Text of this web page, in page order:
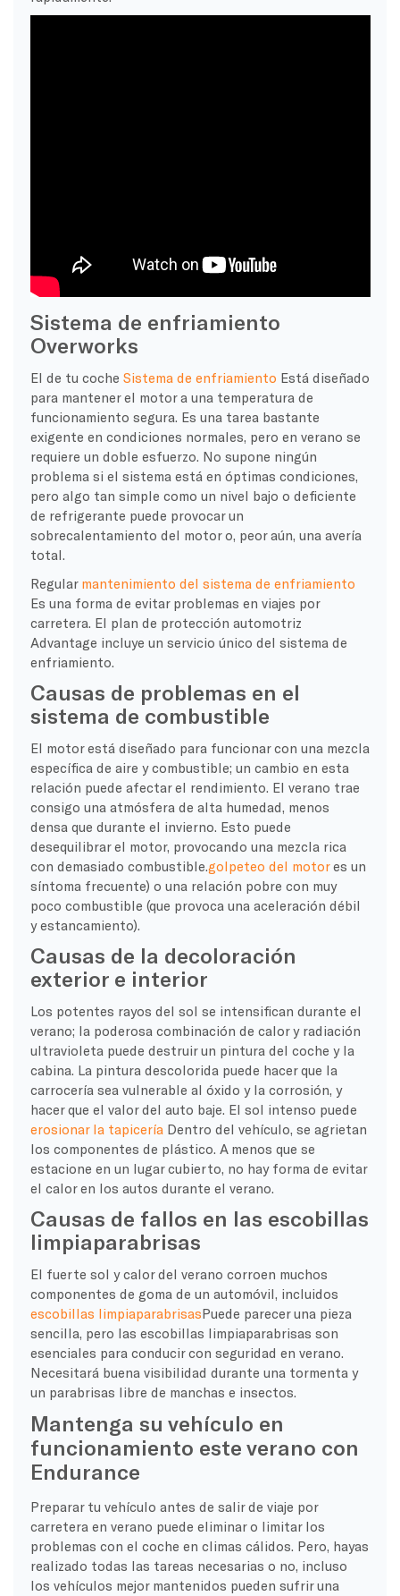
Sistema de enfriamiento
Overworks
El de tu coche Sistema de enfriamiento Está diseñado
para mantener el motor a una temperatura de
funcionamiento segura. Es una tarea bastante
exigente en condiciones normales, pero en verano se
requiere un doble esfuerzo. No supone ningún
problema si el sistema está en óptimas condiciones,
pero algo tan simple como un nivel bajo o deficiente
de refrigerante puede provocar un
sobrecalentamiento del motor o, peor aún, una avería
total.
Regular mantenimiento del sistema de enfriamiento
Es una forma de evitar problemas en viajes por
carretera. El plan de protección automotriz
Advantage incluye un servicio único del sistema de
enfriamiento.
Causas de problemas en el
sistema de combustible
El motor está diseñado para funcionar con una mezcla
específica de aire y combustible; un cambio en esta
relación puede afectar el rendimiento. El verano trae
consigo una atmósfera de alta humedad, menos
densa que durante el invierno. Esto puede
desequilibrar el motor, provocando una mezcla rica
con demasiado combustible.golpeteo del motores un
síntoma frecuente) o una relación pobre con muy
poco combustible (que provoca una aceleración débil
y estancamiento).
Causas de la decoloración
exterior e interior
Los potentes rayos del sol se intensifican durante el
verano; la poderosa combinación de calor y radiación
ultravioleta puede destruir un pintura del coche y la
cabina. La pintura descolorida puede hacer que la
carrocería sea vulnerable al óxido y la corrosión, y
hacer que el valor del auto baje. El sol intenso puede
erosionar la tapiceríaDentro del vehículo, se agrietan
los componentes de plástico. A menos que se
estacione en un lugar cubierto, no hay forma de evitar
el calor en los autos durante el verano.
Causas de fallos en las escobillas
limpiaparabrisas
El fuerte sol y calor del verano corroen muchos
componentes de goma de un automóvil, incluidos
escobillas limpiaparabrisasPuede parecer una pieza
sencilla, pero las escobillas limpiaparabrisas son
esenciales para conducir con seguridad en verano.
Necesitará buena visibilidad durante una tormenta y
un parabrisas libre de manchas e insectos.
Mantenga su vehículo en
funcionamiento este verano con
Endurance
Preparar tu vehículo antes de salir de viaje por
carretera en verano puede eliminar o limitar los
problemas con el coche en climas cálidos. Pero, hayas
realizado todas las tareas necesarias o no, incluso
los vehículos mejor mantenidos pueden sufrir una